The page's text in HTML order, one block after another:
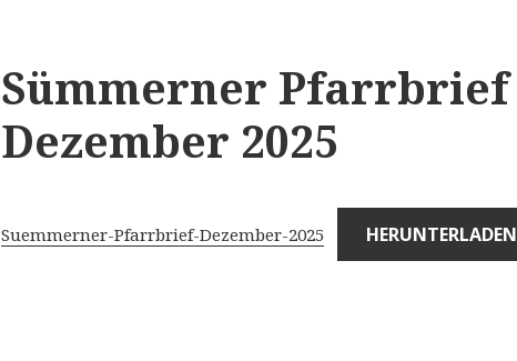
Sümmerner Pfarrbrief
Dezember 2025
Suemmerner-Pfarrbrief-Dezember-2025 HERUNTERLADEN